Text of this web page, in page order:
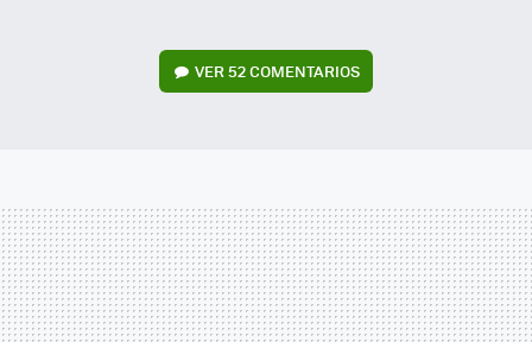
VER52 COMENTARIOS